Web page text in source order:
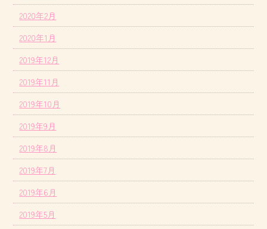
2020年2月
2020年1月
2019年12月
2019年11月
2019年10月
2019年9月
2019年8月
2019年7月
2019年6月
2019年5月